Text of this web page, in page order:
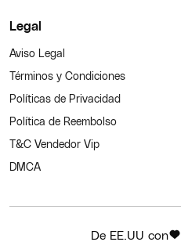
Legal
Aviso Legal
Términos y Condiciones
Políticas de Privacidad
Política de Reembolso
T&C Vendedor Vip
DMCA
De EE.UU con